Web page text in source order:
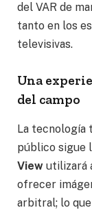
del VAR de
tanto en los
televisivas.
Una
del campo
La tecnología
público sigue
View utilizará
ofrecer
arbitral; lo